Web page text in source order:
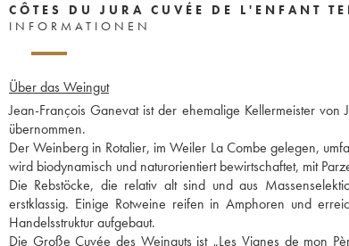
CÔTES DU JURA CUVÉE DE L'ENFANT
INFORMATIONEN
Über das Weingut
Jean-François Ganevat ist der ehemalige Kellermeister
übernommen.
Der Weinberg in Rotalier, im Weiler La Combe gelegen,
wird biodynamisch und naturorientiert bewirtschaftet, mit
Die Rebstöcke, die relativ alt sind und aus
erstklassig. Einige Rotweine reifen in Amphoren und
Handelsstruktur aufgebaut.
Die Große Cuvée des Weinguts ist „Les Vignes de mon